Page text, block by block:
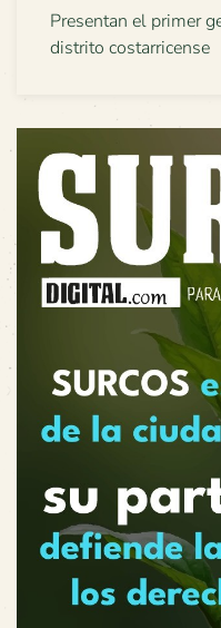
Presentan el primer
distrito costarricense